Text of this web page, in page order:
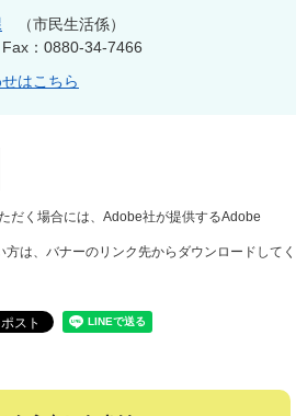
市民生活係
Fax：0880-34-7466
はこちら
だく場合には、Adobe社が提供するAdobe
は、バナーのリンク先からダウンロードしてく